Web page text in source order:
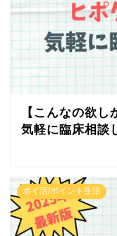
【こんなの欲
気軽に臨床相談
ポイ活/ポイント生活